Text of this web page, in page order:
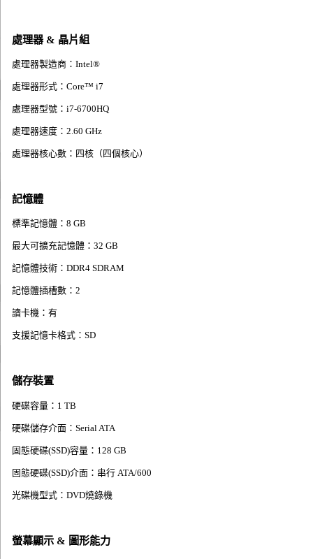
處理器 & 晶片組
處理器製造商：Intel®
處理器形式：Core™ i7
處理器型號：i7-6700HQ
處理器速度：2.60 GHz
處理器核心數：四核（四個核心）
記憶體
標準記憶體：8 GB
最大可擴充記憶體：32 GB
記憶體技術：DDR4 SDRAM
記憶體插槽數：2
讀卡機：有
支援記憶卡格式：SD
儲存裝置
硬碟容量：1 TB
硬碟儲存介面：Serial ATA
固態硬碟(SSD)容量：128 GB
固態硬碟(SSD)介面：串行 ATA/600
光碟機型式：DVD燒錄機
螢幕顯示 & 圖形能力